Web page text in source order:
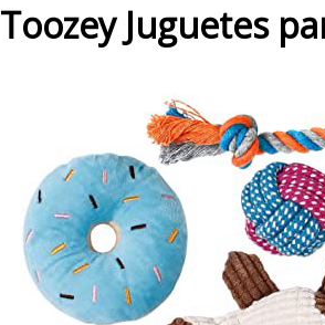
Toozey Juguetes